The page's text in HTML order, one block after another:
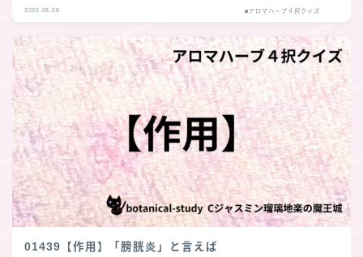
2026.08.08 ■アロマハーブ４択クイズ
01439【作用】「膀胱炎」と言えば